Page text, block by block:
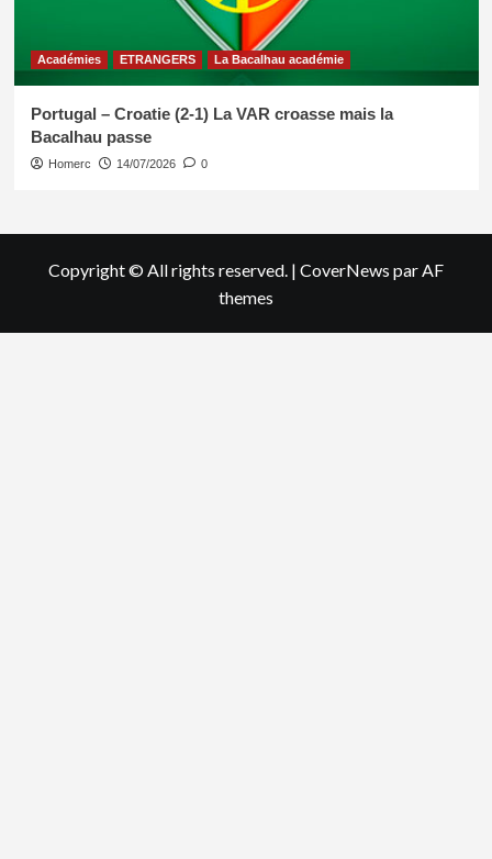
Académies ETRANGERS La Bacalhau académie
Portugal – Croatie (2-1) La VAR croasse mais la
Bacalhau passe
Homerc 14/07/2026 0
Copyright © All rights reserved. | CoverNews par AF
themes